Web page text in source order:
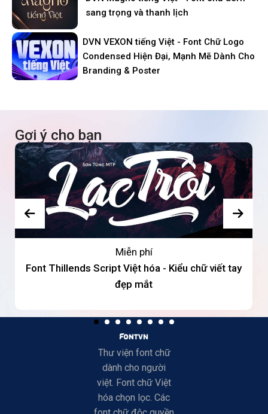
sang trọng và thanh lịch
DVN VEXON tiếng Việt - Font Chữ Logo
Condensed Hiện Đại, Mạnh Mẽ Dành Cho
Branding & Poster
Gợi ý cho bạn
Miễn phí
Font Thillends Script Việt hóa - Kiểu chữ viết tay
đẹp mắt
Thư viện font chữ
dành cho người
việt. Font chữ Việt
hóa chọn lọc. Các